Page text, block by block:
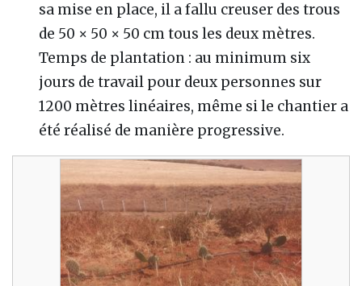
sa mise en place, il a fallu creuser des trous
de 50 × 50 × 50 cm tous les deux mètres.
Temps de plantation : au minimum six
jours de travail pour deux personnes sur
1200 mètres linéaires, même si le chantier a
été réalisé de manière progressive.